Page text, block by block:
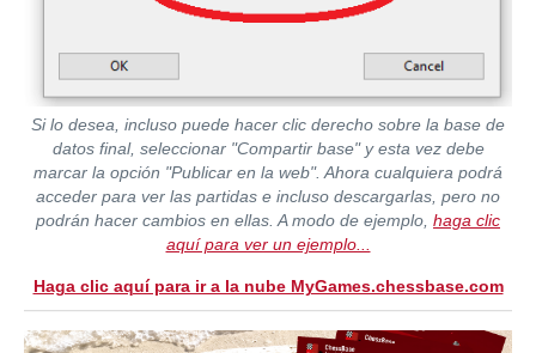
Si lo desea, incluso puede hacer clic derecho sobre la base de
datos final, seleccionar "Compartir base" y esta vez debe
marcar la opción "Publicar en la web". Ahora cualquiera podrá
acceder para ver las partidas e incluso descargarlas, pero no
podrán hacer cambios en ellas. A modo de ejemplo, haga clic
aquí para ver un ejemplo...
Haga clic aquí para ir a la nube MyGames.chessbase.com